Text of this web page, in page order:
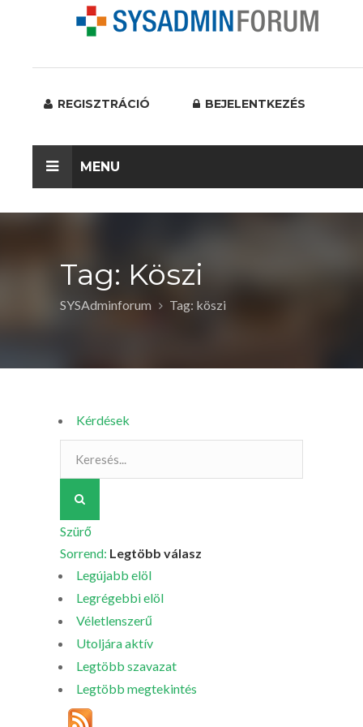
REGISZTRÁCIÓ BEJELENTKEZÉS
MENU
Tag: Köszi
SYSAdminforum Tag: köszi
Kérdések
Szürő
Sorrend: Legtöbb válasz
Legújabb elöl
Legrégebbi elöl
Véletlenszerű
Utoljára aktív
Legtöbb szavazat
Legtöbb megtekintés